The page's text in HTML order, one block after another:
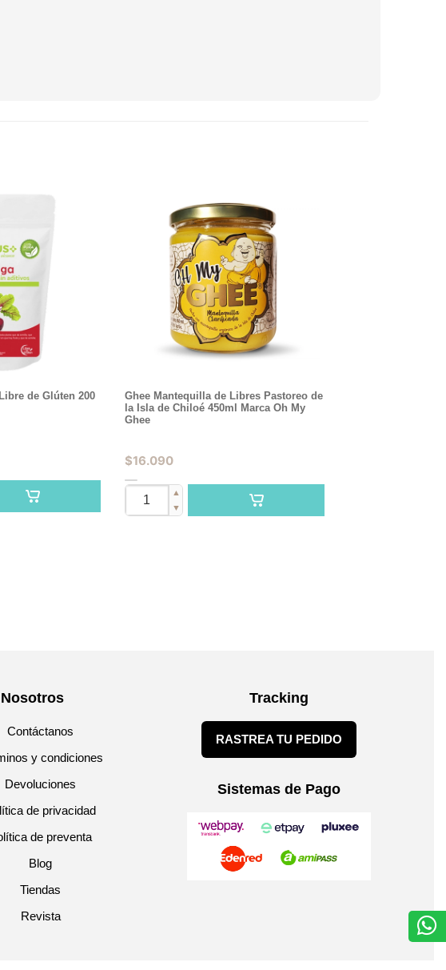
de Glúten 200
Ghee Mantequilla de Libres Pastoreo de
la Isla de Chiloé 450ml Marca Oh My
Ghee
$16.090
▲
▼
Nosotros
Contáctanos
y condiciones
Devoluciones
de privacidad
de preventa
Blog
Tiendas
Revista
Tracking
RASTREA TU PEDIDO
Sistemas de Pago